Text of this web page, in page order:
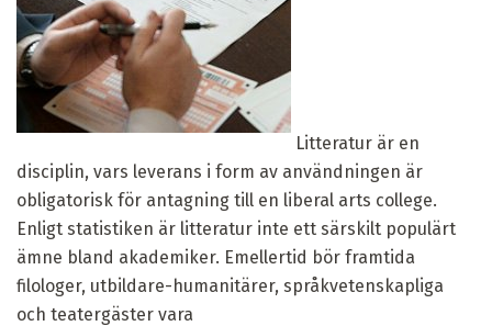
Litteratur är en
disciplin, vars leverans i form av användningen är
obligatorisk för antagning till en liberal arts college.
Enligt statistiken är litteratur inte ett särskilt populärt
ämne bland akademiker. Emellertid bör framtida
filologer, utbildare-humanitärer, språkvetenskapliga
och teatergäster vara